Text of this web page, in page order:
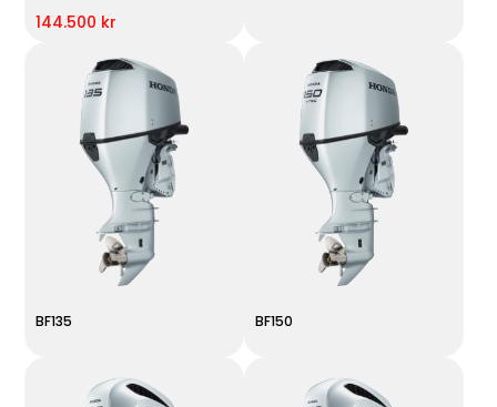
144.500 kr
BF135 BF150